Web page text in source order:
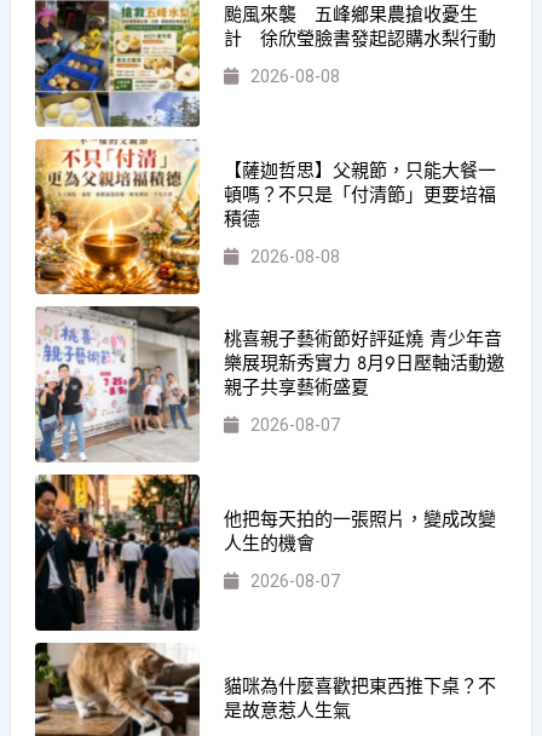
颱風來襲 五峰鄉果農搶收憂生
計 徐欣瑩臉書發起認購水梨行動
2026-08-08
【薩迦哲思】父親節，只能大餐一
頓嗎？不只是「付清節」更要培福
積德
2026-08-08
桃喜親子藝術節好評延燒 青少年音
樂展現新秀實力 8月9日壓軸活動邀
親子共享藝術盛夏
2026-08-07
他把每天拍的一張照片，變成改變
人生的機會
2026-08-07
貓咪為什麼喜歡把東西推下桌？不
是故意惹人生氣